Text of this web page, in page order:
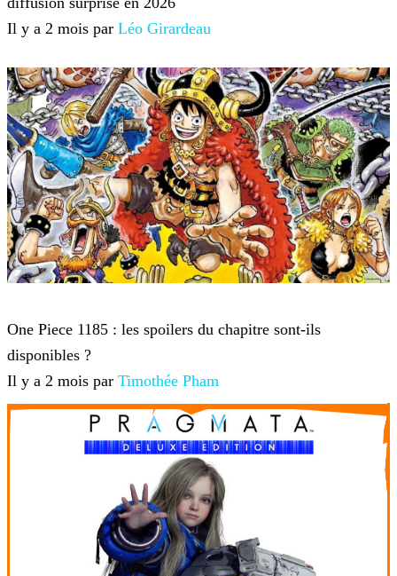
Il y a 2 mois par Léo Girardeau
One Piece 1185 : les spoilers du chapitre sont-ils
disponibles ?
Il y a 2 mois par Timothée Pham